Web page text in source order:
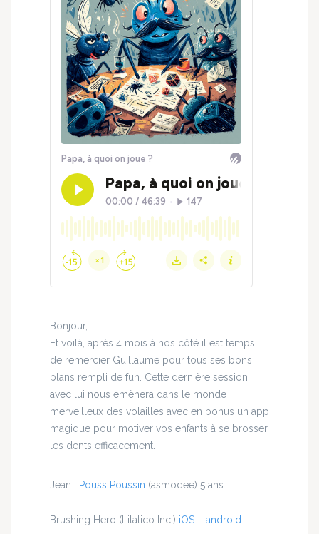
Bonjour,
Et voilà, après 4 mois à nos côté il est temps
de remercier Guillaume pour tous ses bons
plans rempli de fun. Cette dernière session
avec lui nous emènera dans le monde
merveilleux des volailles avec en bonus un app
magique pour motiver vos enfants à se brosser
les dents efficacement.
Jean : Pouss Poussin (asmodee) 5 ans
Brushing Hero (Litalico Inc.) iOS – android